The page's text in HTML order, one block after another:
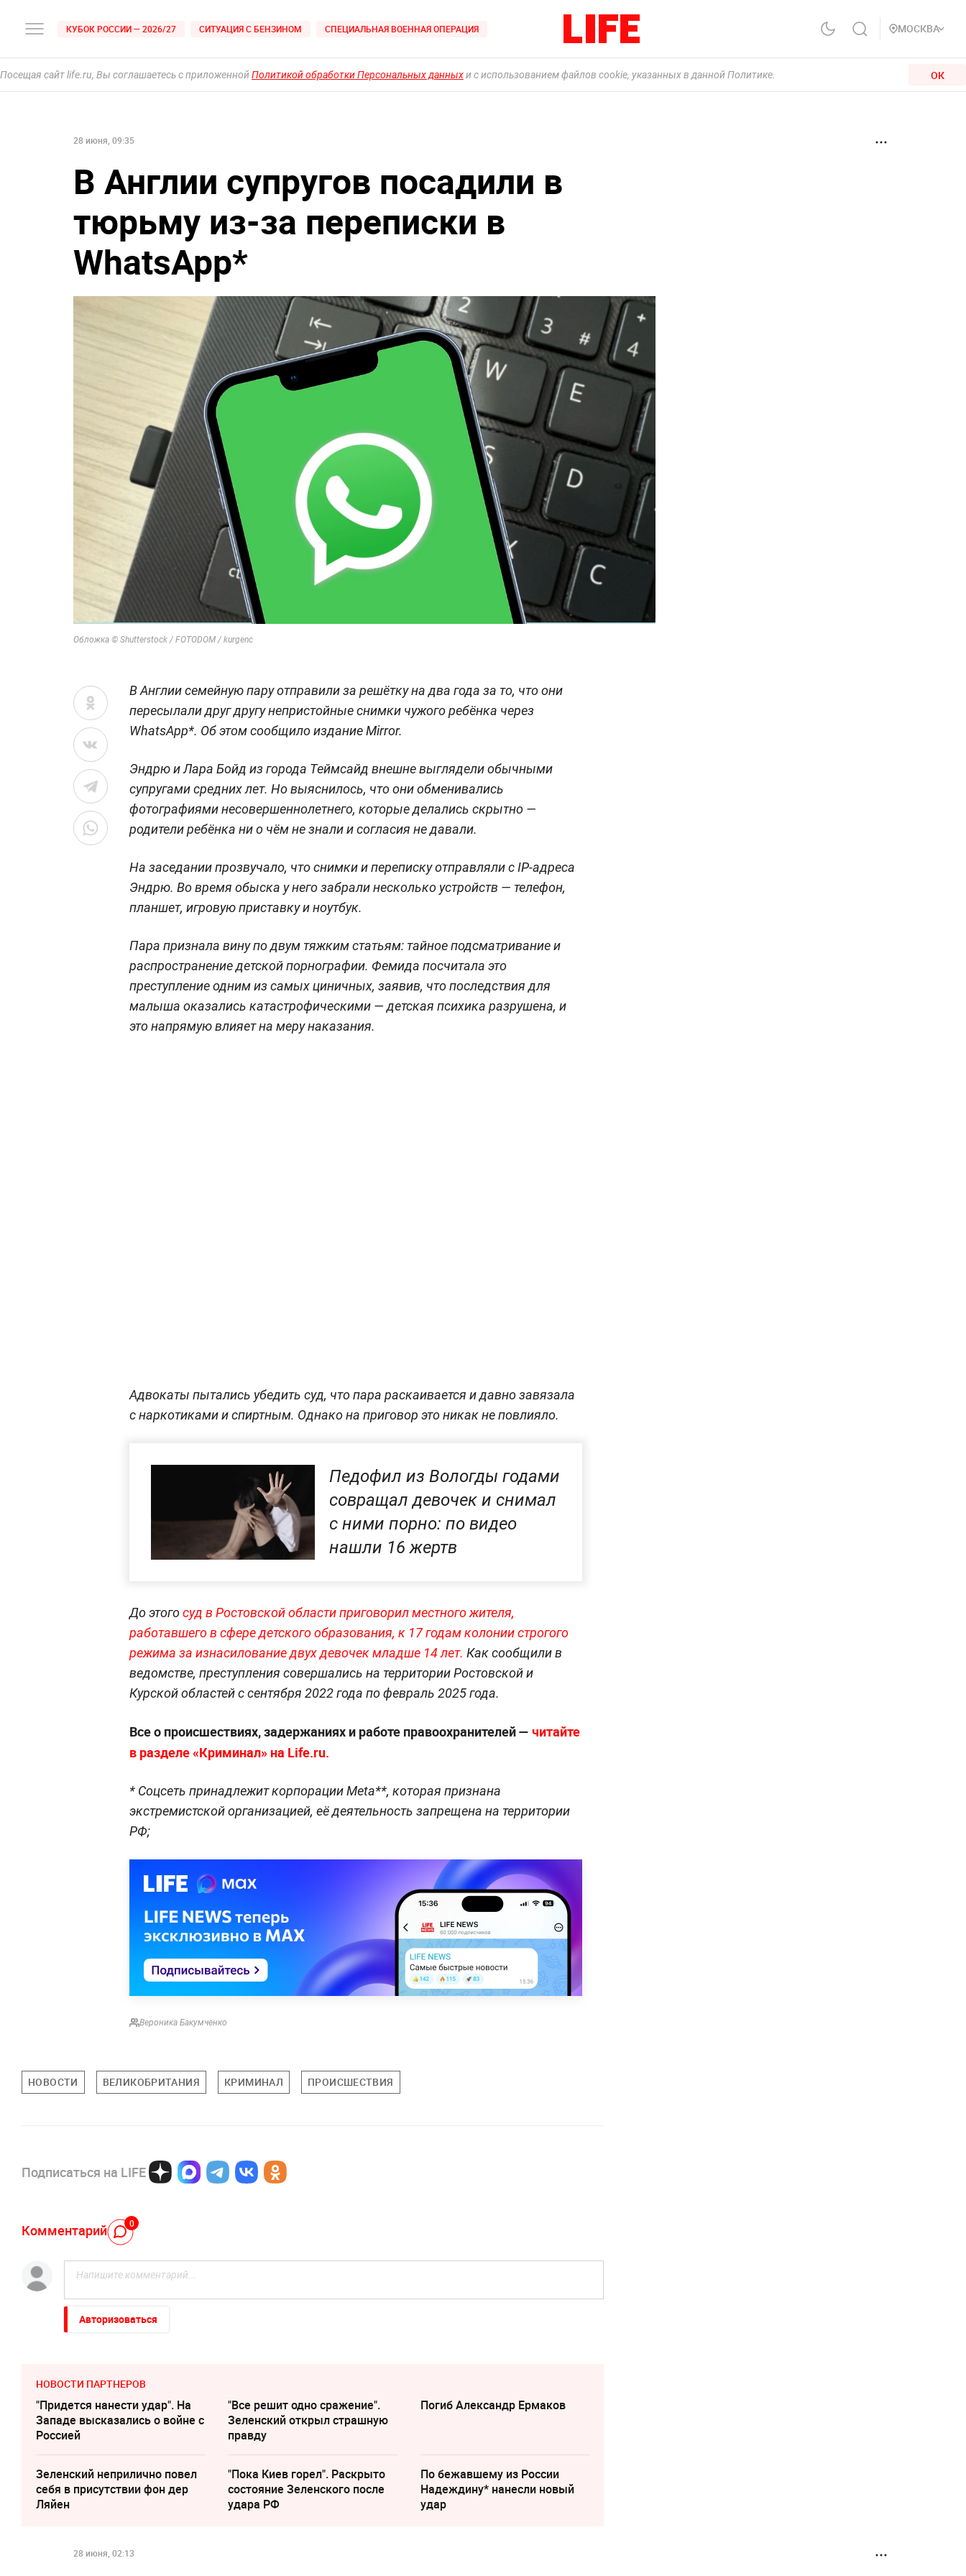
КУБОК РОССИИ — 2026/27 СИТУАЦИЯ С БЕНЗИНОМ СПЕЦИАЛЬНАЯ ВОЕННАЯ ОПЕРАЦИЯ МОСКВА
Посещая сайт life.ru, Вы соглашаетесь с приложеннойПолитикой обработки Персональных данныхи с использованием файлов cookie, указанных в данной Политике. ОК
28 июня, 09:35
В Англии супругов посадили в
тюрьму из-за переписки в
WhatsApp*
Обложка © Shutterstock / FOTODOM / kurgenc
В Англии семейную пару отправили за решётку на два года за то, что они
пересылали друг другу непристойные снимки чужого ребёнка через
WhatsApp*. Об этом сообщило издание Mirror.
Эндрю и Лара Бойд из города Теймсайд внешне выглядели обычными
супругами средних лет. Но выяснилось, что они обменивались
фотографиями несовершеннолетнего, которые делались скрытно —
родители ребёнка ни о чём не знали и согласия не давали.
На заседании прозвучало, что снимки и переписку отправляли с IP-адреса
Эндрю. Во время обыска у него забрали несколько устройств — телефон,
планшет, игровую приставку и ноутбук.
Пара признала вину по двум тяжким статьям: тайное подсматривание и
распространение детской порнографии. Фемида посчитала это
преступление одним из самых циничных, заявив, что последствия для
малыша оказались катастрофическими — детская психика разрушена, и
это напрямую влияет на меру наказания.
Адвокаты пытались убедить суд, что пара раскаивается и давно завязала
с наркотиками и спиртным. Однако на приговор это никак не повлияло.
Педофил из Вологды годами
совращал девочек и снимал
с ними порно: по видео
нашли 16 жертв
До этогосуд в Ростовской области приговорил местного жителя,
работавшего в сфере детского образования, к 17 годам колонии строгого
режима за изнасилование двух девочек младше 14 лет. Как сообщили в
ведомстве, преступления совершались на территории Ростовской и
Курской областей с сентября 2022 года по февраль 2025 года.
Все о происшествиях, задержаниях и работе правоохранителей — читайте
в разделе «Криминал» на Life.ru.
* Соцсеть принадлежит корпорации Meta**, которая признана
экстремистской организацией, её деятельность запрещена на территории
РФ;
Вероника Бакумченко
НОВОСТИ ВЕЛИКОБРИТАНИЯ КРИМИНАЛ ПРОИСШЕСТВИЯ
Подписаться на LIFE
Комментарий 0
Авторизоваться
НОВОСТИ ПАРТНЕРОВ
"Придется нанести удар". На
Западе высказались о войне с
Россией
"Все решит одно сражение".
Зеленский открыл страшную
правду
Погиб Александр Ермаков
Зеленский неприлично повел
cебя в присутствии фон дер
Ляйен
"Пока Киев горел". Раскрыто
состояние Зеленского после
удара РФ
По бежавшему из России
Надеждину* нанесли новый
удар
28 июня, 02:13